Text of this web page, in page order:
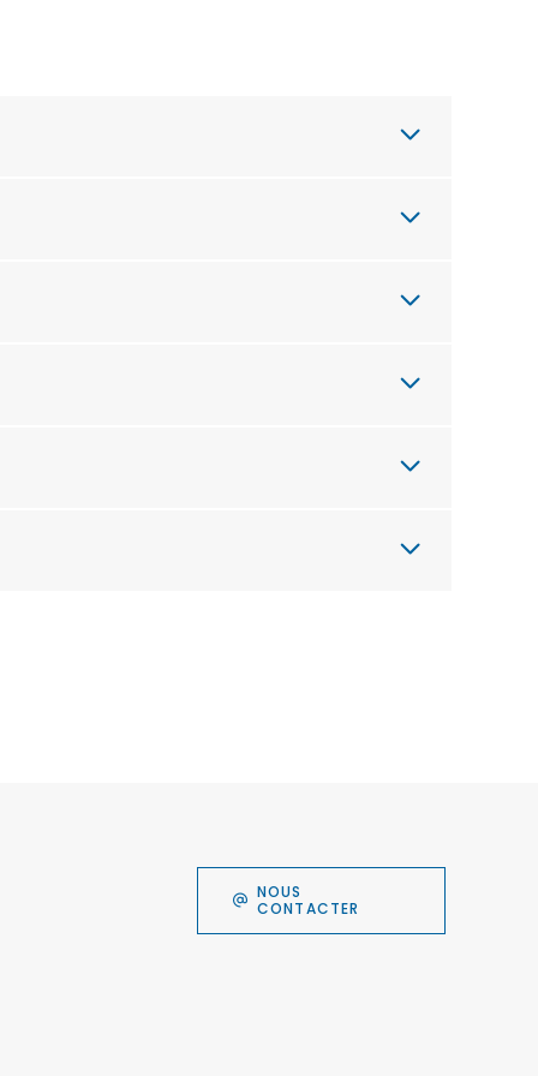
NOUS
CONTACTER